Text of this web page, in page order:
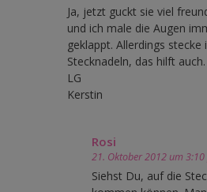
Ja, jetzt guckt sie viel
und ich male die Augen
geklappt. Allerdings
Stecknadeln, das hilft auch.
LG
Kerstin
Rosi
21. Oktober 2012 um
Siehst Du, auf die